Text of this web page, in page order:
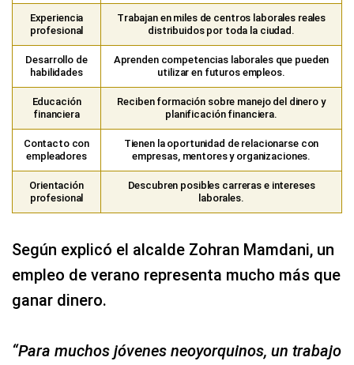
Experiencia
profesional
Trabajan en miles de centros laborales reales
distribuidos por toda la ciudad.
Desarrollo de
habilidades
Aprenden competencias laborales que pueden
utilizar en futuros empleos.
Educación
financiera
Reciben formación sobre manejo del dinero y
planificación financiera.
Contacto con
empleadores
Tienen la oportunidad de relacionarse con
empresas, mentores y organizaciones.
Orientación
profesional
Descubren posibles carreras e intereses
laborales.
Según explicó el alcalde Zohran Mamdani, un
empleo de verano representa mucho más que
ganar dinero.
“Para muchos jóvenes neoyorquinos, un trabajo